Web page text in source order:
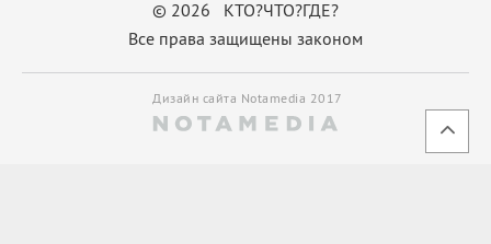
© 2026 КТО?ЧТО?ГДЕ?
Все права защищены законом
Дизайн сайта Notamedia 2017